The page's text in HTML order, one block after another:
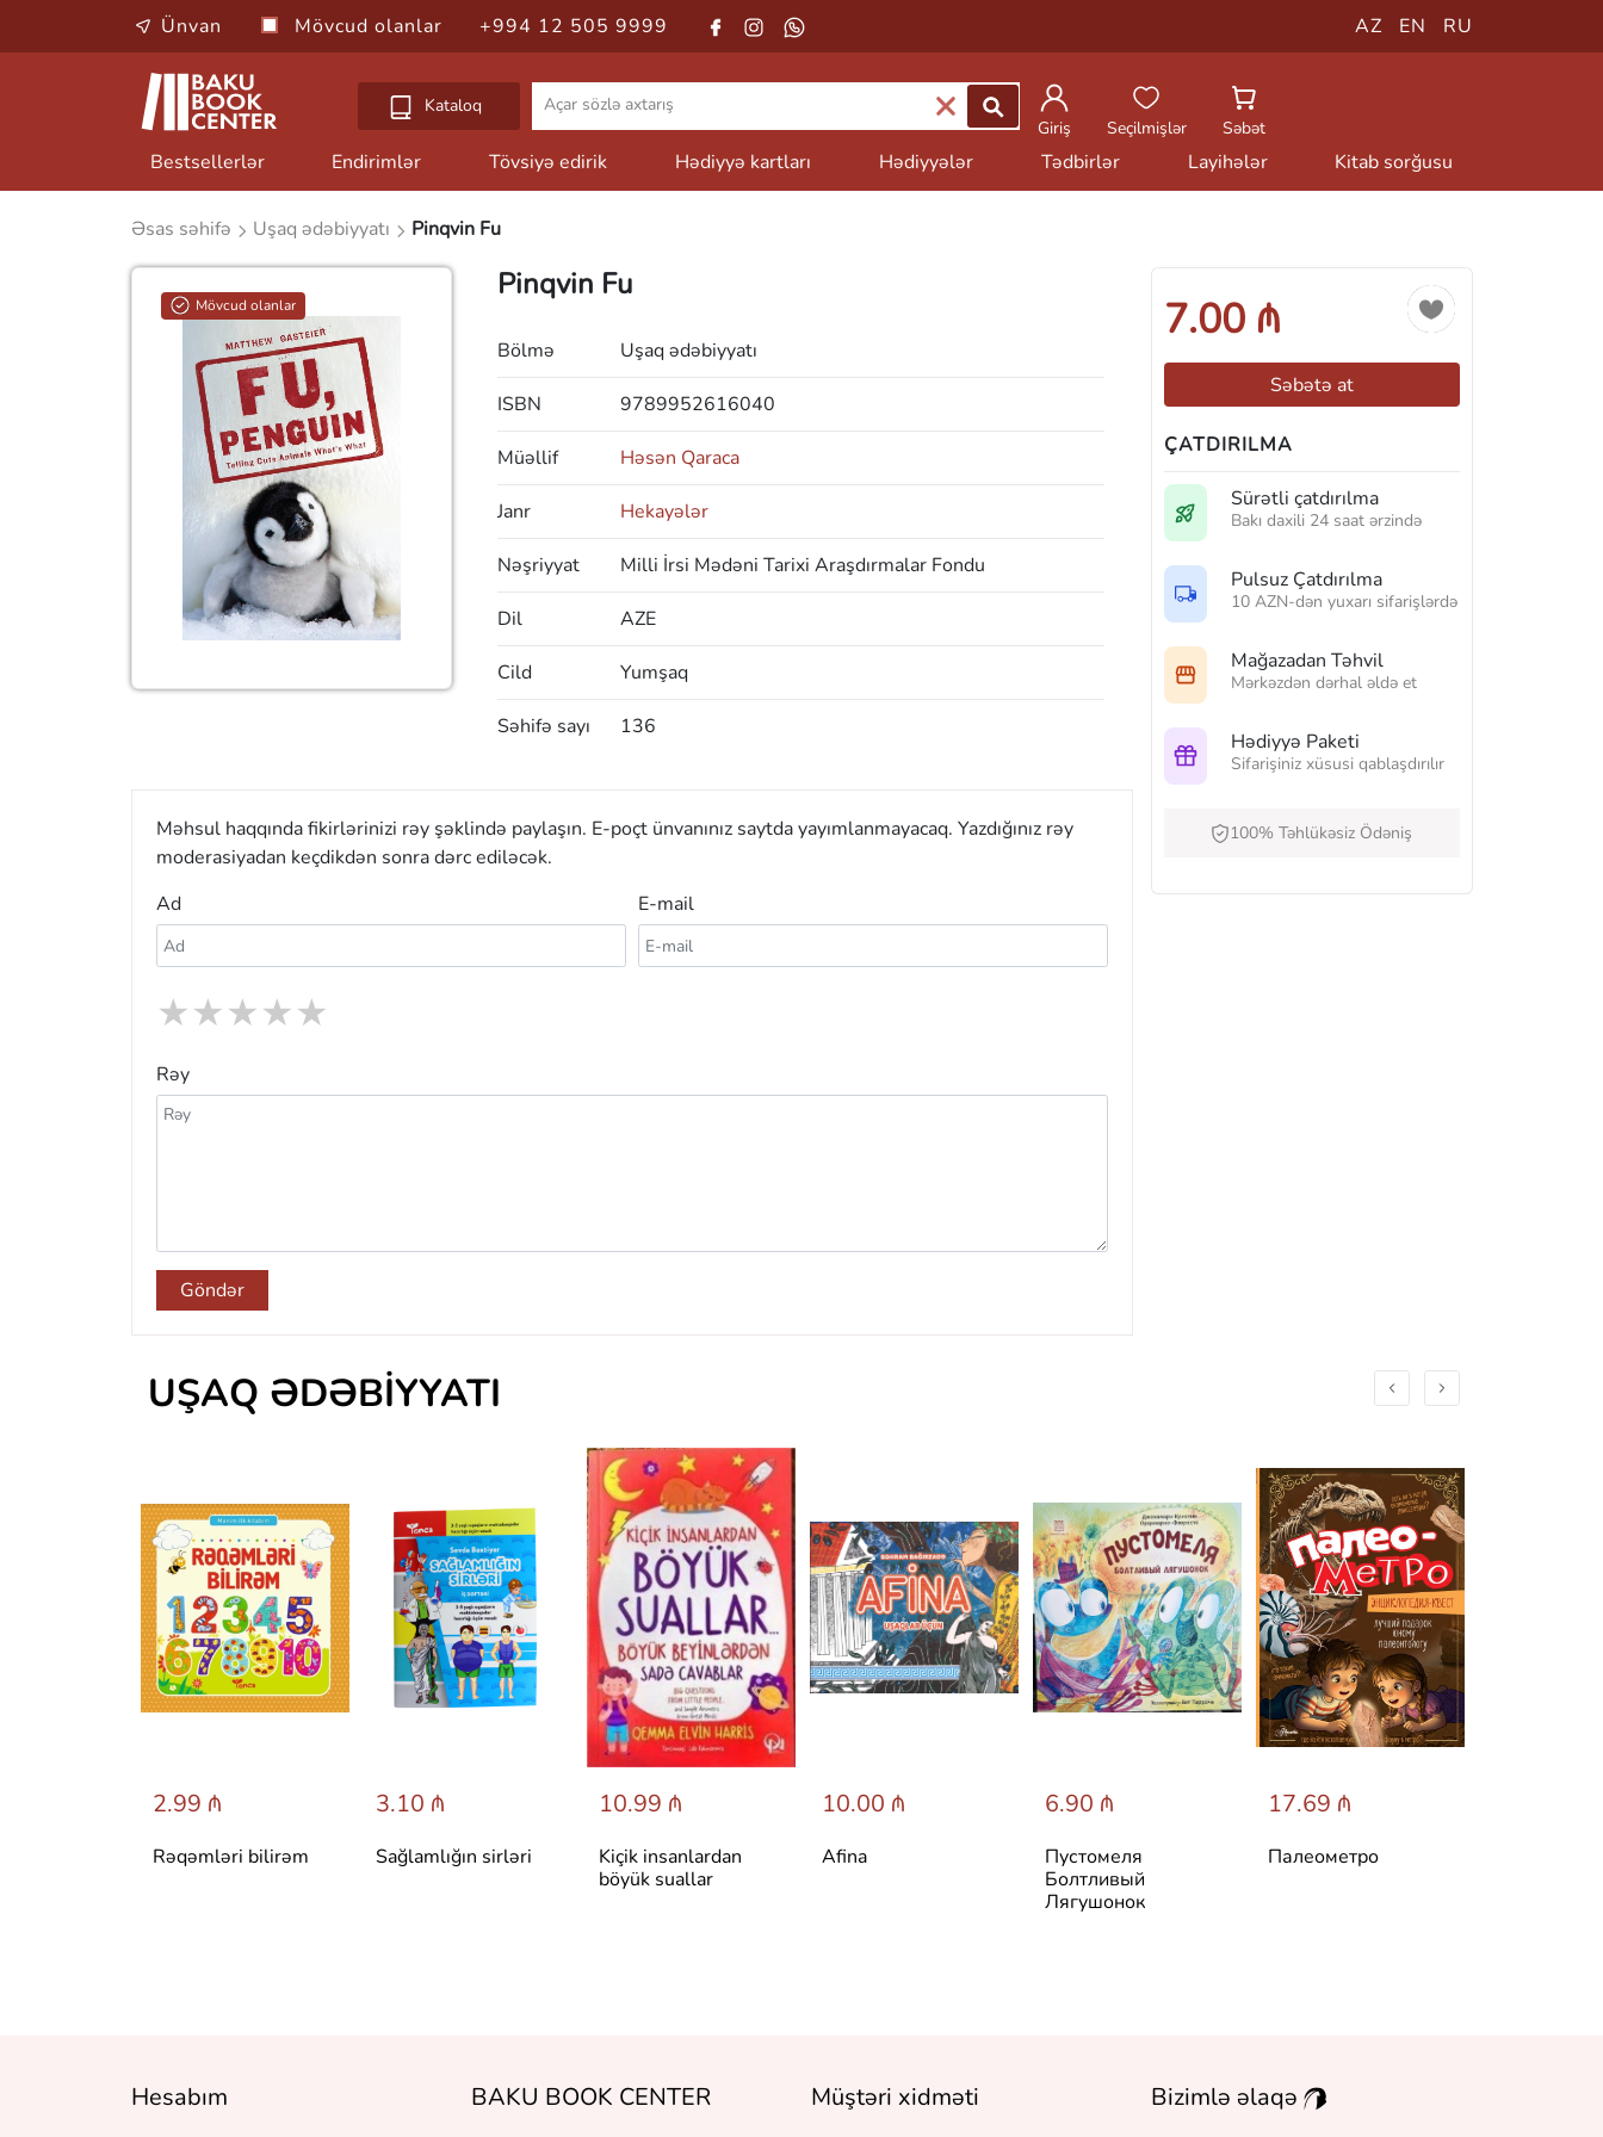
Ünvan Mövcud olanlar +994 12 505 9999 AZ EN RU
Kataloq
Giriş
Seçilmişlər Səbət
Bestsellerlər Endirimlər Tövsiyə edirik Hədiyyə kartları Hədiyyələr Tədbirlər Layihələr Kitab sorğusu
Əsas səhifə Uşaq ədəbiyyatı Pinqvin Fu
Mövcud olanlar
Pinqvin Fu
Bölmə Uşaq ədəbiyyatı
ISBN 9789952616040
Müəllif Həsən Qaraca
Janr Hekayələr
Nəşriyyat Milli İrsi Mədəni Tarixi Araşdırmalar Fondu
Dil AZE
Cild Yumşaq
Səhifə sayı 136
Məhsul haqqında fikirlərinizi rəy şəklində paylaşın. E-poçt ünvanınız saytda yayımlanmayacaq. Yazdığınız rəy
moderasiyadan keçdikdən sonra dərc ediləcək.
Ad
E-mail
★
★
★
★
★
Rəy
Göndər
7.00 ₼
Səbətə at
ÇATDIRILMA
Sürətli çatdırılma
Bakı daxili 24 saat ərzində
Pulsuz Çatdırılma
10 AZN-dən yuxarı sifarişlərdə
Mağazadan Təhvil
Mərkəzdən dərhal əldə et
Hədiyyə Paketi
Sifarişiniz xüsusi qablaşdırılır
100% Təhlükəsiz Ödəniş
UŞAQ ƏDƏBIYYATI
2.99 ₼
Rəqəmləri bilirəm
3.10 ₼
Sağlamlığın sirləri
10.99 ₼
Kiçik insanlardan
böyük suallar
10.00 ₼
Afina
6.90 ₼
Пустомеля
Болтливый
Лягушонок
17.69 ₼
Палеометро
Hesabım BAKU BOOK CENTER Müştəri xidməti Bizimlə əlaqə